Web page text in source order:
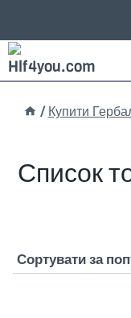
до
вмісту
/ Купити
Список